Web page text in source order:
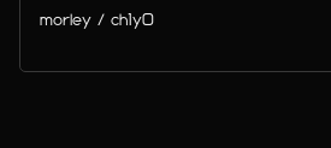
morley / ch1y0